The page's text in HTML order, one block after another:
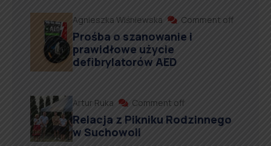
Agnieszka Wiśniewska Comment off
Prośba o szanowanie i
prawidłowe użycie
defibrylatorów AED
Artur Ruka Comment off
Relacja z Pikniku Rodzinnego
w Suchowoli